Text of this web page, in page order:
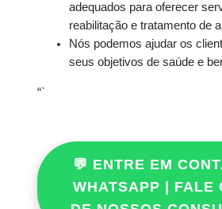
adequados para oferecer
reabilitação e tratamento de
Nós podemos ajudar os
seus objetivos de saúde e
“`